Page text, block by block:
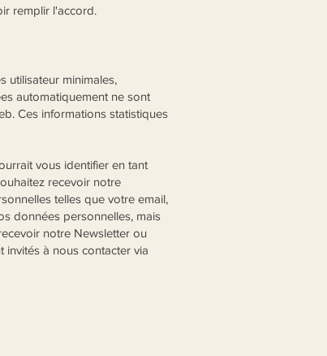
remplir l'accord.
utilisateur minimales,
automatiquement ne sont
Ces informations statistiques
vous identifier en tant
recevoir notre
telles que votre email,
données personnelles, mais
notre Newsletter ou
invités à nous contacter via